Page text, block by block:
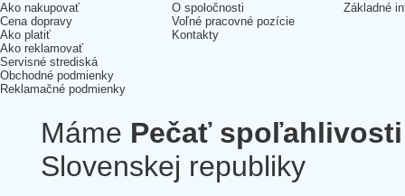
Ako nakupovať
Cena dopravy
Ako platiť
Ako reklamovať
Servisné strediská
Obchodné podmienky
Reklamačné podmienky
O spoločnosti
Voľné pracovné pozície
Kontakty
Základné
Máme Pečať spoľahlivosti
Slovenskej republiky